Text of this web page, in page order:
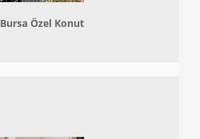
Bursa Özel Konut